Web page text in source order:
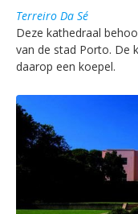
Terreiro Da Sé
Deze kathedraal
van de stad Porto. De
daarop een koepel.